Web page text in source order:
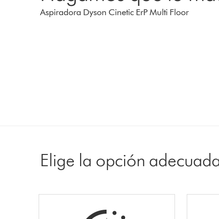
Aspiradora Dyson Cinetic ErP Multi Floor
Elige la opción